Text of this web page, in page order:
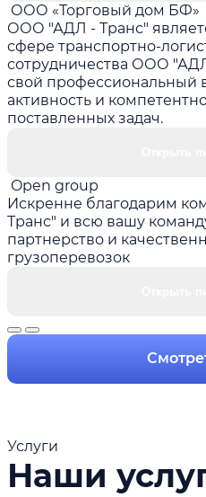
ООО «Торговый дом БФ»
ООО "АДЛ - Транс"
сфере транспортно-
сотрудничества ООО
свой профессиональный
активность и
поставленных задач.
Open group
Искренне благодарим
Транс" и всю вашу
партнерство и
грузоперевозок
Услуги
Наши